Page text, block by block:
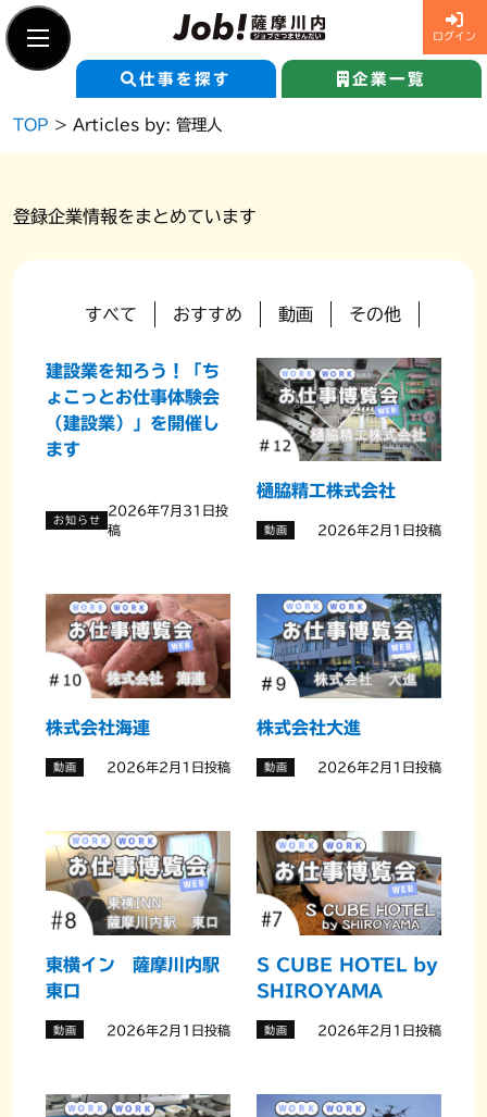
to
ログイン
仕事を探す 企業一覧
企業一覧
Job!薩摩川内とは
お問い合わせ
企業ログイン
TOP > Articles by: 管理人
登録企業情報をまとめています
すべて おすすめ 動画 その他
建設業を知ろう！「ち
ょこっとお仕事体験会
（建設業）」を開催し
ます
お知らせ
2026年7月31日投
稿
樋脇精工株式会社
動画 2026年2月1日投稿
株式会社海連
動画 2026年2月1日投稿
株式会社大進
動画 2026年2月1日投稿
東横イン 薩摩川内駅
東口
動画 2026年2月1日投稿
S CUBE HOTEL by
SHIROYAMA
動画 2026年2月1日投稿